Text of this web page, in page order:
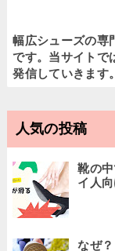
幅広シューズの専
です。当サイトで
発信していきます。
人気の投稿
靴の
イ人
なぜ